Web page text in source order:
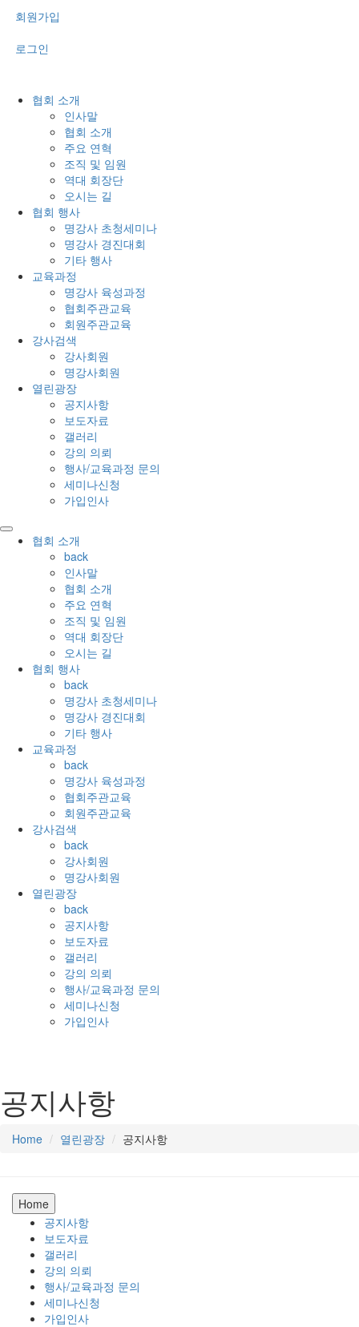
회원가입
로그인
협회 소개
인사말
협회 소개
주요 연혁
조직 및 임원
역대 회장단
오시는 길
협회 행사
명강사 초청세미나
명강사 경진대회
기타 행사
교육과정
명강사 육성과정
협회주관교육
회원주관교육
강사검색
강사회원
명강사회원
열린광장
공지사항
보도자료
갤러리
강의 의뢰
행사/교육과정 문의
세미나신청
가입인사
협회 소개
back
인사말
협회 소개
주요 연혁
조직 및 임원
역대 회장단
오시는 길
협회 행사
back
명강사 초청세미나
명강사 경진대회
기타 행사
교육과정
back
명강사 육성과정
협회주관교육
회원주관교육
강사검색
back
강사회원
명강사회원
열린광장
back
공지사항
보도자료
갤러리
강의 의뢰
행사/교육과정 문의
세미나신청
가입인사
공지사항
Home 열린광장 공지사항
Home
공지사항
보도자료
갤러리
강의 의뢰
행사/교육과정 문의
세미나신청
가입인사